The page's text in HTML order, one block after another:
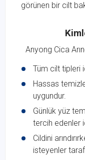
görünen bir cilt
Anyong Cica
Tüm cilt tipleri
Hassas
uygundur.
Günlük yüz
tercih edenler
Cildini
isteyenler